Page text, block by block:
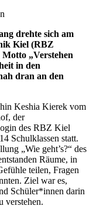
drehte sich am
Kiel (RBZ
„Verstehen
in den
dran an den
Keshia Kierek vom
der
des RBZ Kiel
Schulklassen statt.
„Wie geht’s?“ des
Räume, in
teilen, Fragen
Ziel war es,
Schüler*innen darin
verstehen.